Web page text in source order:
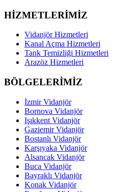
HİZMETLERİMİZ
Vidanjör Hizmetleri
Kanal Açma Hizmetleri
Tank Temizliği Hizmetleri
Arazöz Hizmetleri
BÖLGELERİMİZ
İzmir Vidanjör
Bornova Vidanjör
Işıkkent Vidanjör
Gaziemir Vidanjör
Bostanlı Vidanjör
Karşıyaka Vidanjör
Alsancak Vidanjör
Buca Vidanjör
Bayraklı Vidanjör
Konak Vidanjör